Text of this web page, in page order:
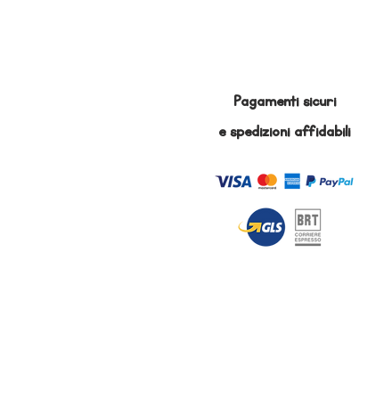
Pagamenti sicuri
espedizioni affidabili